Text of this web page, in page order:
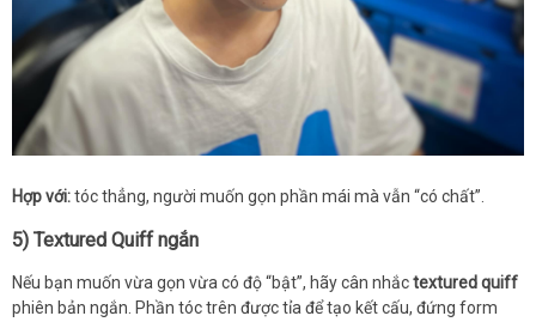
Hợp với:tóc thẳng, người muốn gọn phần mái mà vẫn “có chất”.
5) Textured Quiff ngắn
Nếu bạn muốn vừa gọn vừa có độ “bật”, hãy cân nhắctextured quiff
phiên bản ngắn. Phần tóc trên được tỉa để tạo kết cấu, đứng form